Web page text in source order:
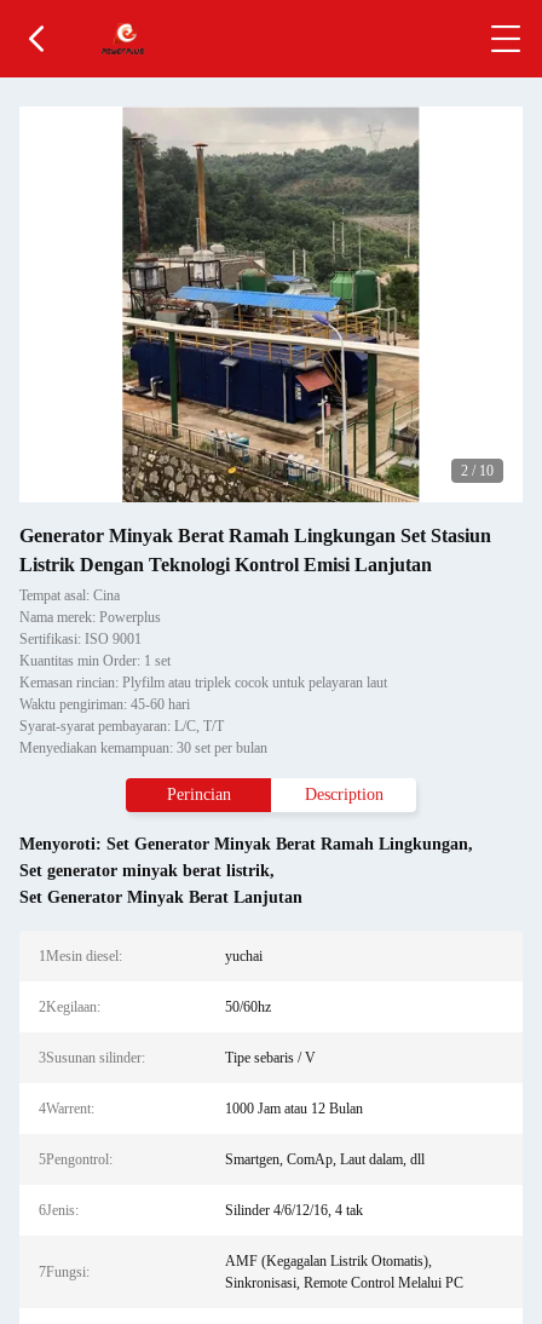
2 / 10
Generator Minyak Berat Ramah Lingkungan Set Stasiun
Listrik Dengan Teknologi Kontrol Emisi Lanjutan
Tempat asal: Cina
Nama merek: Powerplus
Sertifikasi: ISO 9001
Kuantitas min Order: 1 set
Kemasan rincian: Plyfilm atau triplek cocok untuk pelayaran laut
Waktu pengiriman: 45-60 hari
Syarat-syarat pembayaran: L/C, T/T
Menyediakan kemampuan: 30 set per bulan
Perincian Description
Menyoroti: Set Generator Minyak Berat Ramah Lingkungan,
Set generator minyak berat listrik,
Set Generator Minyak Berat Lanjutan
1Mesin diesel: yuchai
2Kegilaan: 50/60hz
3Susunan silinder: Tipe sebaris / V
4Warrent: 1000 Jam atau 12 Bulan
5Pengontrol: Smartgen, ComAp, Laut dalam, dll
6Jenis: Silinder 4/6/12/16, 4 tak
7Fungsi:
AMF (Kegagalan Listrik Otomatis),
Sinkronisasi, Remote Control Melalui PC